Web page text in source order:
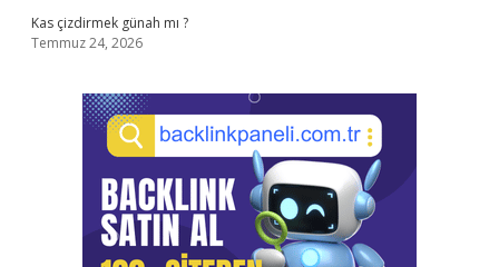
Kas çizdirmek günah mı ?
Temmuz 24, 2026